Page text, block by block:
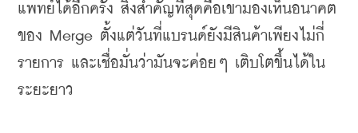
แพทย์ได้อีกครั้ง สิ่งสำคัญที่สุดคือเขามองเห็นอนาคต
ของ Merge ตั้งแต่วันที่แบรนด์ยังมีสินค้าเพียงไม่กี่
รายการ และเชื่อมั่นว่ามันจะค่อยๆ เติบโตขึ้นได้ใน
ระยะยาว